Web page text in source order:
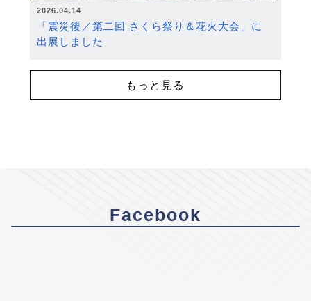
2026.04.14
「震災後／第二回 さくら祭り＆花火大会」に
出展しました
もっと見る
Facebook